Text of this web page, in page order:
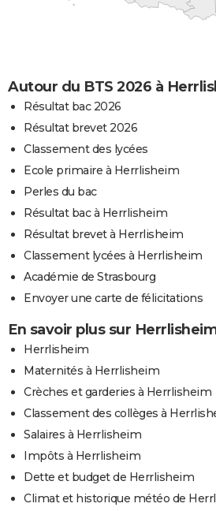
Autour du BTS 2026 à
Résultat bac 2026
Résultat brevet 2026
Classement des lycées
Ecole primaire à Herrlisheim
Perles du bac
Résultat bac à Herrlisheim
Résultat brevet à Herrlisheim
Classement lycées à Herrlisheim
Académie de Strasbourg
Envoyer une carte de félicitations
En savoir plus sur
Herrlisheim
Maternités à Herrlisheim
Crèches et garderies à Herrlisheim
Classement des collèges à
Salaires à Herrlisheim
Impôts à Herrlisheim
Dette et budget de Herrlisheim
Climat et historique météo de